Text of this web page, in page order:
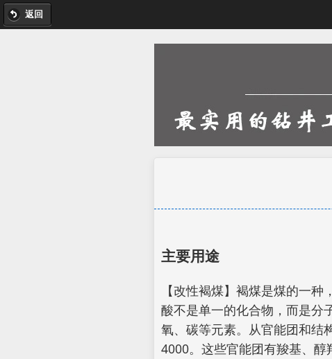
返回
主要用途
【改性褐煤】褐煤是煤的一
酸不是单一的化合物，而是分
氧、碳等元素。从官能团和结
4000。这些官能团有羧基、